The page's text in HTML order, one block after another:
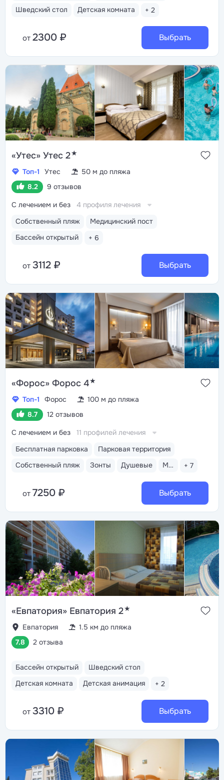
Шведский стол
Детская комната + 2
от 2300 ₽ Выбрать
«Утес» Утес 2★
Топ-1 Утес
50 м до пляжа
8.2
9 отзывов
Собственный пляж
Медицинский пост
Бассейн открытый
+ 6
С лечением и без 4 профиля лечения
от 3112 ₽ Выбрать
«Форос» Форос 4★
Топ-1 Форос
100 м до пляжа
8.7
12 отзывов
Бесплатная парковка
Парковая территория
Собственный пляж
Зонты Душевые Медицинский пост + 7
С лечением и без 11 профилей лечения
от 7250 ₽ Выбрать
«Евпатория» Евпатория 2★
Евпатория
1.5 км до пляжа
7.8
2 отзыва
Бассейн открытый
Шведский стол
Детская комната
Детская анимация + 2
от 3310 ₽ Выбрать